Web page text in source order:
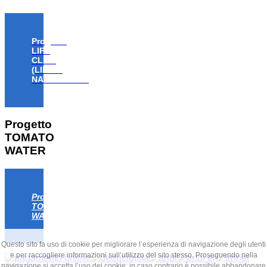
Progetto
LIFE
CLAW
(LIFE18
NAT/IT/000806)
Progetto
TOMATO
WATER
Progetto
TOMATO
WATER
Questo sito fa uso di cookie per migliorare l’esperienza di navigazione degli utenti
e per raccogliere informazioni sull’utilizzo del sito stesso. Proseguendo nella